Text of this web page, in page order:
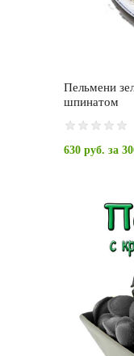
Пельмени
шпинатом
630 руб. за